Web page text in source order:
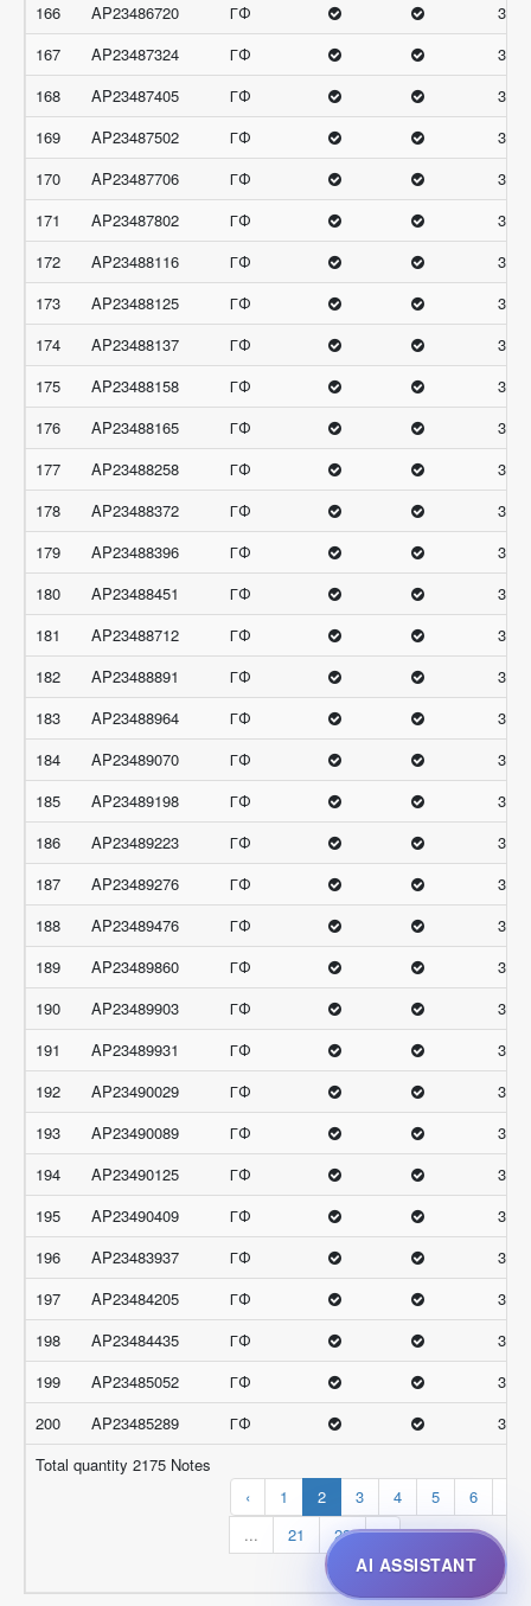
166
AP23486720 ГФ
167
AP23487324 ГФ
168
AP23487405 ГФ
169
AP23487502 ГФ
170
AP23487706 ГФ
171
AP23487802 ГФ
172
AP23488116 ГФ
173
AP23488125 ГФ
174
AP23488137 ГФ
175
AP23488158 ГФ
176
AP23488165 ГФ
177
AP23488258 ГФ
178
AP23488372 ГФ
179
AP23488396 ГФ
180
AP23488451 ГФ
181
AP23488712 ГФ
182
AP23488891 ГФ
183
AP23488964 ГФ
184
AP23489070 ГФ
185
AP23489198 ГФ
186
AP23489223 ГФ
187
AP23489276 ГФ
188
AP23489476 ГФ
189
AP23489860 ГФ
190
AP23489903 ГФ
191
AP23489931 ГФ
192
AP23490029 ГФ
193
AP23490089 ГФ
194
AP23490125 ГФ
195
AP23490409 ГФ
196
AP23483937 ГФ
32
197
AP23484205 ГФ
32
198
AP23484435 ГФ
32
199
AP23485052 ГФ
32
200
AP23485289 ГФ
32
Total quantity 2175 Notes
‹
1 2 3 4 5 6
...
21 22 ›
AI ASSISTANT